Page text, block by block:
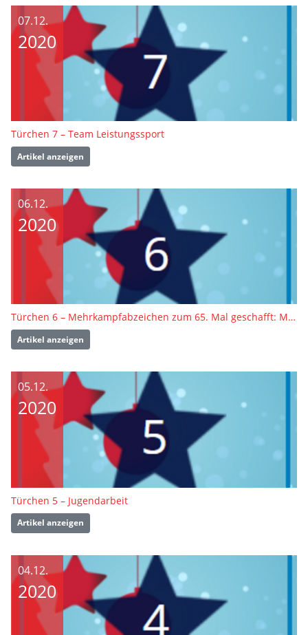
07.12.
2020
Türchen 7 – Team Leistungssport
Artikel anzeigen
06.12.
2020
Türchen 6 – Mehrkampfabzeichen zum 65. Mal geschafft: Manfred Erdmann
Artikel anzeigen
05.12.
2020
Türchen 5 – Jugendarbeit
Artikel anzeigen
04.12.
2020